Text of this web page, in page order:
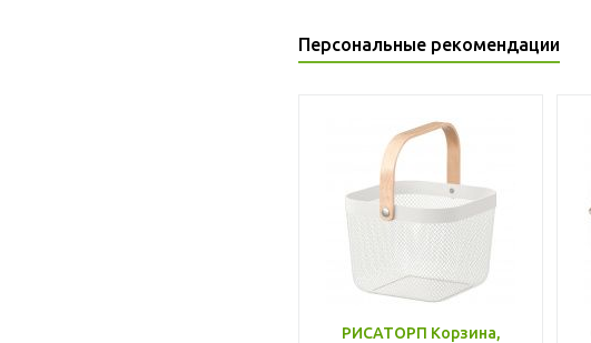
Персональные рекомендации
РИСАТОРП Корзина,